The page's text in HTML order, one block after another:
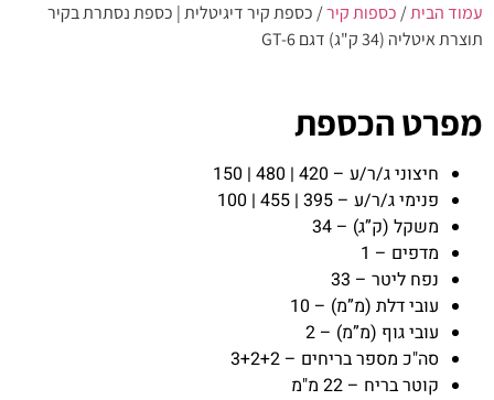
עמוד הבית/ כספות קיר/ כספת קיר דיגיטלית | כספת נסתרת בקיר
תוצרת איטליה (34 ק"ג) דגם GT-6
מפרט הכספת
חיצוני ג/ר/ע – 420 | 480 | 150
פנימי ג/ר/ע – 395 | 455 | 100
משקל (ק”ג) – 34
מדפים – 1
נפח ליטר – 33
עובי דלת (מ”מ) – 10
עובי גוף (מ”מ) – 2
סה"כ מספר בריחים – 3+2+2
קוטר בריח – 22 מ"מ